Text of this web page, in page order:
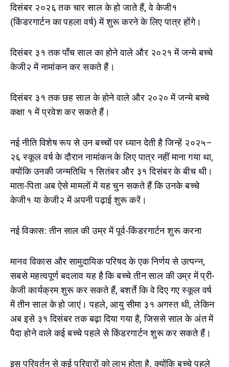
दिसंबर २०२६ तक चार साल के हो जाते हैं, वे केजी१
(किंडरगार्टन का पहला वर्ष) में शुरू करने के लिए पात्र होंगे।
दिसंबर ३१ तक पाँच साल का होने वाले और २०२१ में जन्मे बच्चे
केजी२ में नामांकन कर सकते हैं।
दिसंबर ३१ तक छह साल के होने वाले और २०२० में जन्मे बच्चे
कक्षा १ में प्रवेश कर सकते हैं।
नई नीति विशेष रूप से उन बच्चों पर ध्यान देती है जिन्हें २०२५–
२६ स्कूल वर्ष के दौरान नामांकन के लिए पात्र नहीं माना गया था,
क्योंकि उनकी जन्मतिथि १ सितंबर और ३१ दिसंबर के बीच थी।
माता-पिता अब ऐसे मामलों में यह चुन सकते हैं कि उनके बच्चे
केजी१ या केजी२ में अपनी पढ़ाई शुरू करें।
नई विकास: तीन साल की उम्र में पूर्व-किंडरगार्टन शुरू करना
मानव विकास और सामुदायिक परिषद के एक निर्णय से उत्पन्न,
सबसे महत्वपूर्ण बदलाव यह है कि बच्चे तीन साल की उम्र में प्री-
केजी कार्यक्रम शुरू कर सकते हैं, बशर्ते कि वे दिए गए स्कूल वर्ष
में तीन साल के हो जाएं। पहले, आयु सीमा ३१ अगस्त थी, लेकिन
अब इसे ३१ दिसंबर तक बढ़ा दिया गया है, जिससे साल के अंत में
पैदा होने वाले कई बच्चे पहले से किंडरगार्टन शुरू कर सकते हैं।
इस परिवर्तन से कई परिवारों को लाभ होता है, क्योंकि बच्चे पहले